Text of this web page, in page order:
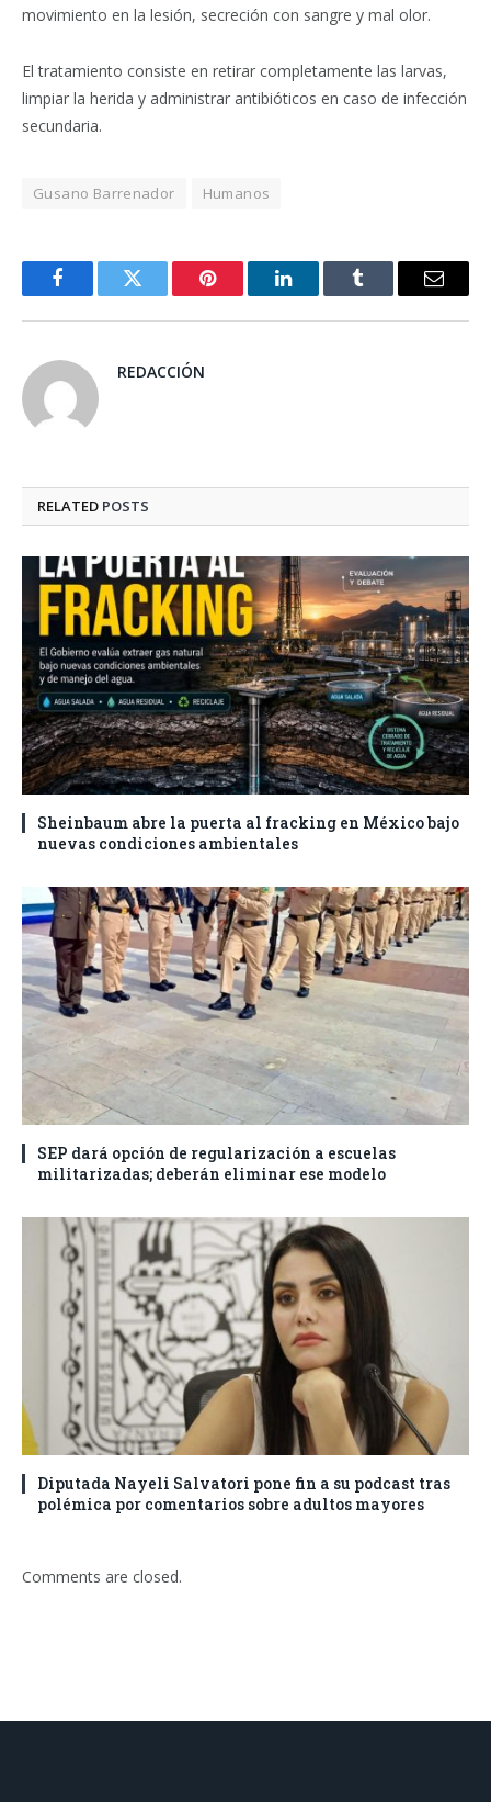
movimiento en la lesión, secreción con sangre y mal olor.
El tratamiento consiste en retirar completamente las larvas,
limpiar la herida y administrar antibióticos en caso de infección
secundaria.
Gusano Barrenador Humanos
FacebookTwitter Pinterest LinkedInTumblr Email
REDACCIÓN
RELATED POSTS
Sheinbaum abre la puerta al fracking en México bajo
nuevas condiciones ambientales
SEP dará opción de regularización a escuelas
militarizadas; deberán eliminar ese modelo
Diputada Nayeli Salvatori pone fin a su podcast tras
polémica por comentarios sobre adultos mayores
Comments are closed.